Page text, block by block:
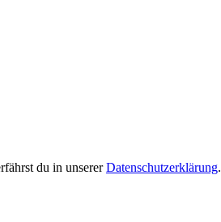
du in unsererDatenschutzerklärung.